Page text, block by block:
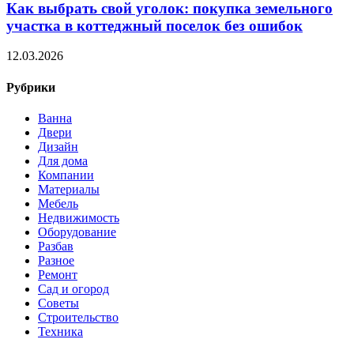
Как выбрать свой уголок: покупка земельного
участка в коттеджный поселок без ошибок
12.03.2026
Рубрики
Ванна
Двери
Дизайн
Для дома
Компании
Материалы
Мебель
Недвижимость
Оборудование
Разбав
Разное
Ремонт
Сад и огород
Советы
Строительство
Техника